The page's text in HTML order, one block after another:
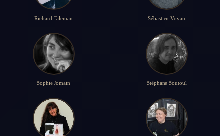
Richard Taleman Sébastien Vovau
Sophie Jomain Stéphane Soutoul